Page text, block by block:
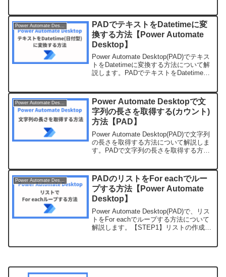
ファイルの削除左側のアクション...
Power Automate Desktop
PADでテキストをDatetimeに変
換する方法【Power Automate
Desktop】
Power Automate Desktop(PAD)でテキス
トをDatetimeに変換する方法について解
説します。PADでテキストをDatetime型
は、以下のアク...
Power Automate Desktop
Power Automate Desktopで文
字列の長さを取得する(カウント)
方法【PAD】
Power Automate Desktop(PAD)で文字列
の長さを取得する方法について解説しま
す。PADで文字列の長さを取得する方法
得文字列.Lengthたとえば...
PADのリストをFor eachでルー
プする方法【Power Automate
Desktop】
Power Automate Desktop(PAD)で、リス
トをFor eachでループする方法について
解説します。【STEP1】リストの作成ま